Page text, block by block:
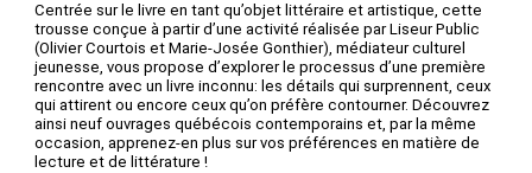
Centrée sur le livre en tant qu’objet littéraire et artistique, cette
trousse conçue à partir d’une activité réalisée par Liseur Public
(Olivier Courtois et Marie-Josée Gonthier), médiateur culturel
jeunesse, vous propose d’explorer le processus d’une première
rencontre avec un livre inconnu: les détails qui surprennent, ceux
qui attirent ou encore ceux qu’on préfère contourner. Découvrez
ainsi neuf ouvrages québécois contemporains et, par la même
occasion, apprenez-en plus sur vos préférences en matière de
lecture et de littérature !